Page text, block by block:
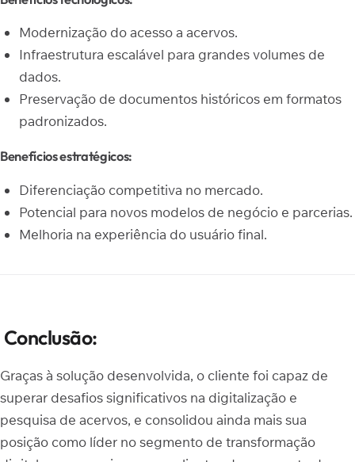
Modernização do acesso a acervos.
Infraestrutura escalável para grandes volumes de
dados.
Preservação de documentos históricos em formatos
padronizados.
Benefícios estratégicos:
Diferenciação competitiva no mercado.
Potencial para novos modelos de negócio e parcerias.
Melhoria na experiência do usuário final.
Conclusão:
Graças à solução desenvolvida, o cliente foi capaz de
superar desafios significativos na digitalização e
pesquisa de acervos, e consolidou ainda mais sua
posição como líder no segmento de transformação